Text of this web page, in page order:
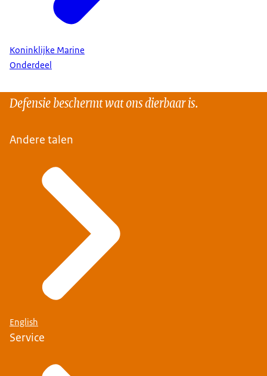
Koninklijke Marine
Onderdeel
Defensie beschermt wat ons dierbaar is.
Andere talen
English
Service